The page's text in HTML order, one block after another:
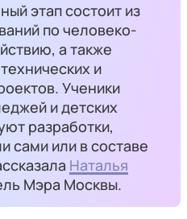
этап состоит из
по человеко-
а также
и
Ученики
и детских
разработки,
сами или в составе
Наталья
Мэра Москвы.